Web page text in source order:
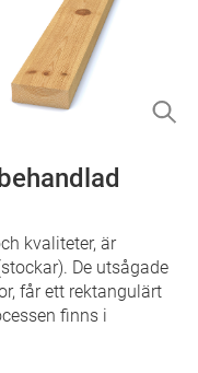
kvaliteter, är
De utsågade
får ett rektangulärt
finns i